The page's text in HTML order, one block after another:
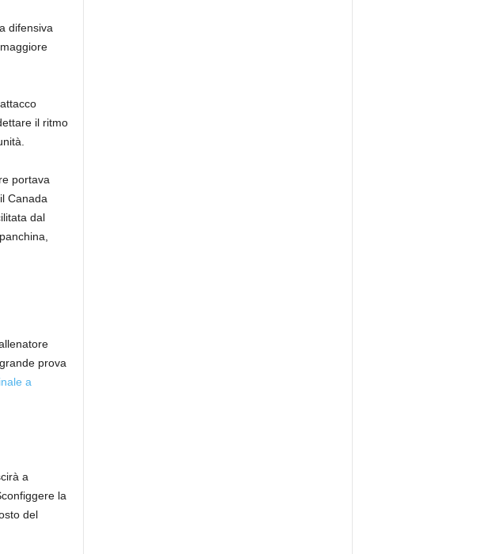
difensiva
il ritmo
portava
Canada
dal
prova
a
a
la
del